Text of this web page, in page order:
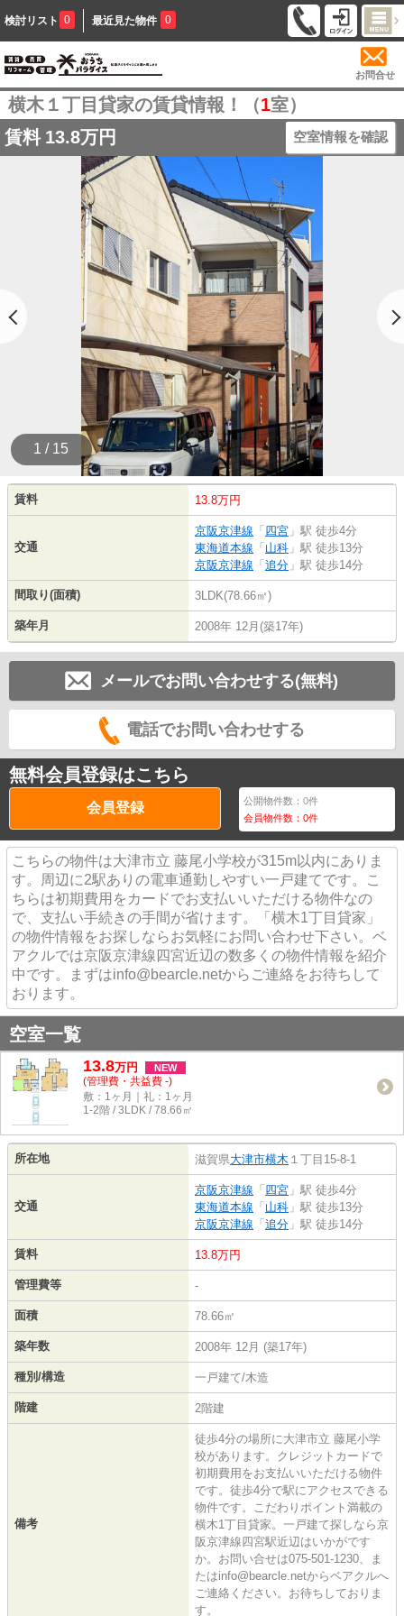
検討リスト 0 最近見た物件 0
お問合せ
横木１丁目貸家の賃貸情報！（1室）
賃料 13.8万円 空室情報を確認
1 / 15
賃料 13.8万円
交通
京阪京津線 「 四宮 」駅 徒歩4分
東海道本線 「 山科 」駅 徒歩13分
京阪京津線 「 追分 」駅 徒歩14分
間取り(面積) 3LDK(78.66㎡)
築年月 2008年 12月(築17年)
メールでお問い合わせする(無料)
電話でお問い合わせする
無料会員登録はこちら
会員登録 公開物件数：0件
会員物件数：0件
こちらの物件は大津市立 藤尾小学校が315m以内にありま
す。周辺に2駅ありの電車通勤しやすい一戸建てです。こ
ちらは初期費用をカードでお支払いいただける物件なの
で、支払い手続きの手間が省けます。「横木1丁目貸家」
の物件情報をお探しならお気軽にお問い合わせ下さい。ベ
アクルでは京阪京津線四宮近辺の数多くの物件情報を紹介
中です。まずはinfo@bearcle.netからご連絡をお待ちして
おります。
空室一覧
13.8万円 NEW
(管理費・共益費 -)
敷：1ヶ月｜礼：1ヶ月
1-2階 / 3LDK / 78.66㎡
所在地 滋賀県大津市横木 １丁目15-8-1
交通
京阪京津線 「 四宮 」駅 徒歩4分
東海道本線 「 山科 」駅 徒歩13分
京阪京津線 「 追分 」駅 徒歩14分
賃料 13.8万円
管理費等 -
面積 78.66㎡
築年数 2008年 12月 (築17年)
種別/構造 一戸建て/木造
階建 2階建
備考
徒歩4分の場所に大津市立 藤尾小学
校があります。クレジットカードで
初期費用をお支払いいただける物件
です。徒歩4分で駅にアクセスできる
物件です。こだわりポイント満載の
横木1丁目貸家。一戸建て探しなら京
阪京津線四宮駅近辺はいかがです
か。お問い合せは075-501-1230、ま
たはinfo@bearcle.netからベアクルへ
ご連絡ください。お待ちしておりま
す。